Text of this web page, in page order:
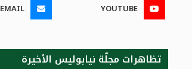
YOUTUBE
EMAIL
تظاهرات مجلّة نيابوليس الأخيرة